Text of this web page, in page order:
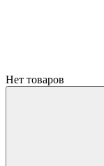
Нет товаров